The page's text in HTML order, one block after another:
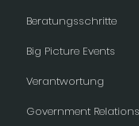
Beratungsschritte
Big Picture Events
Verantwortung
Government Relations